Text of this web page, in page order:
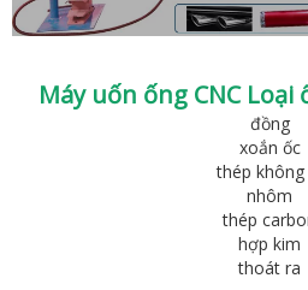
Máy uốn ống CNC
đồng
xoắn ốc
thép
nhôm
thép
hợp kim
thoát ra